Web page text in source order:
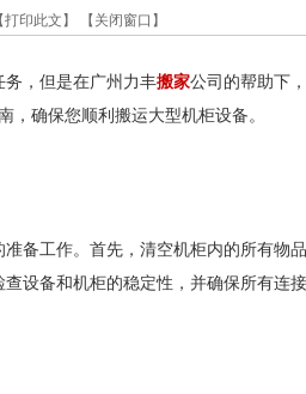
【打印此文】 【关闭窗口】
，但是在广州力丰搬家公司的帮助下
，确保您顺利搬运大型机柜设备。
备工作。首先，清空机柜内的所有物
设备和机柜的稳定性，并确保所有连接